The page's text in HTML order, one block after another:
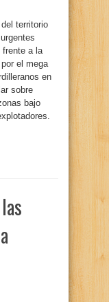
territorio
frente a la
el mega
en
sobre
bajo